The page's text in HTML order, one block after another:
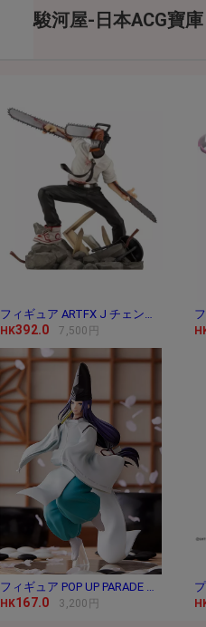
與商品金額。
Letao Dollar不可用於購買商品
Letao 保有所有變更、修改或提
駿河屋-日本ACG寶庫
HK392.0 7,500円
HK167.0 3,200円